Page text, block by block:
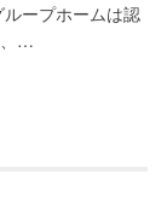
ープホームは認
、…